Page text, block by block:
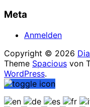
Meta
Anmelden
Copyright © 2026
Theme Spacious von
WordPress.